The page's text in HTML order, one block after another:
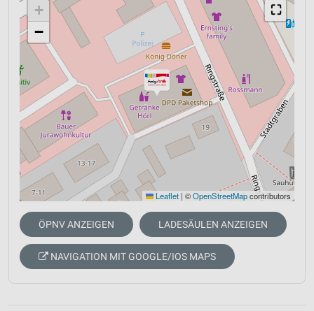
⛶
+
−
Leaflet | ©OpenStreetMapcontributors
ÖPNV ANZEIGEN LADESÄULEN ANZEIGEN
NAVIGATION MIT GOOGLE/IOS MAPS